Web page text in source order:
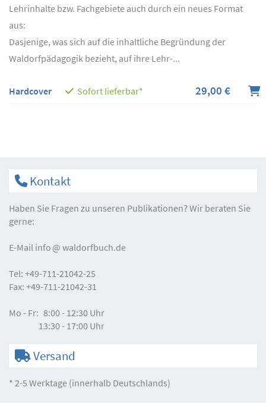
Lehrinhalte bzw. Fachgebiete auch durch ein neues Format
aus:
Dasjenige, was sich auf die inhaltliche Begründung der
Waldorfpädagogik bezieht, auf ihre Lehr-...
Hardcover Sofort lieferbar* 29,00 €
Kontakt
Haben Sie Fragen zu unseren Publikationen? Wir beraten Sie
gerne:
E-Mail info waldorfbuch.de
Tel: +49-711-21042-25
Fax: +49-711-21042-31
Mo - Fr: 8:00 - 12:30 Uhr
13:30 - 17:00 Uhr
Versand
* 2-5 Werktage (innerhalb Deutschlands)